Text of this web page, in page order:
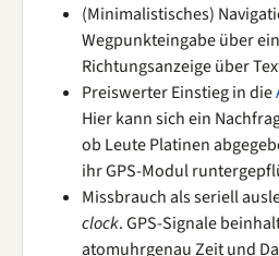
(Minimalistisches)
Wegpunkteingabe über
Richtungsanzeige über
Preiswerter Einstieg in die
Hier kann sich ein
ob Leute Platinen
ihr GPS-Modul
Missbrauch als seriell
clock. GPS-Signale
atomuhrgenau Zeit und